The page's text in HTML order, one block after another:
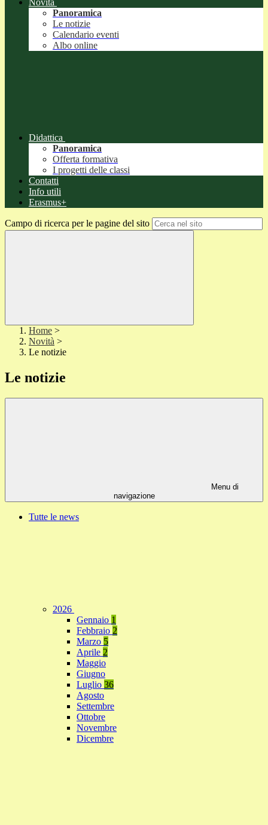
Novità
Panoramica
Le notizie
Calendario eventi
Albo online
Didattica
Panoramica
Offerta formativa
I progetti delle classi
Contatti
Info utili
Erasmus+
Campo di ricerca per le pagine del sito
Home >
Novità >
Le notizie
Le notizie
Menu di
navigazione
Tutte le news
2026
Gennaio 1
Febbraio 2
Marzo 5
Aprile 2
Maggio
Giugno
Luglio 36
Agosto
Settembre
Ottobre
Novembre
Dicembre